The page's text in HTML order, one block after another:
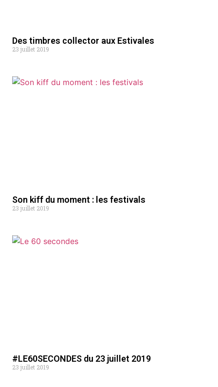
Des timbres collector aux Estivales
23 juillet 2019
Son kiff du moment : les festivals
23 juillet 2019
#LE60SECONDES du 23 juillet 2019
23 juillet 2019